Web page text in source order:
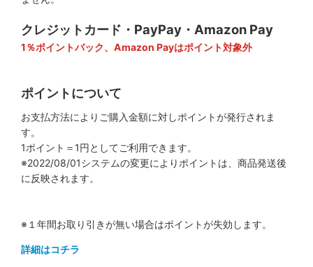
クレジットカード・PayPay・Amazon Pay
1％ポイントバック、Amazon Payはポイント対象外
ポイントについて
お支払方法によりご購入金額に対しポイントが発行されま
す。
1ポイント＝1円としてご利用できます。
※2022/08/01システムの変更によりポイントは、商品発送後
に反映されます。
※１年間お取り引きが無い場合はポイントが失効します。
詳細はコチラ